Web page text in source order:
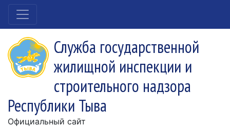
Служба государственной
жилищной инспекции и
строительного надзора
Республики Тыва
Официальный сайт